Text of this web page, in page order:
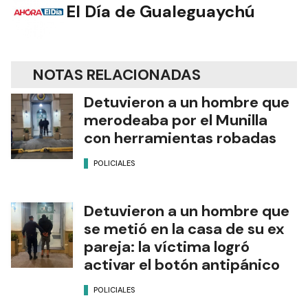
El Día de Gualeguaychú
NOTAS RELACIONADAS
Detuvieron a un hombre que
merodeaba por el Munilla
con herramientas robadas
POLICIALES
Detuvieron a un hombre que
se metió en la casa de su ex
pareja: la víctima logró
activar el botón antipánico
POLICIALES